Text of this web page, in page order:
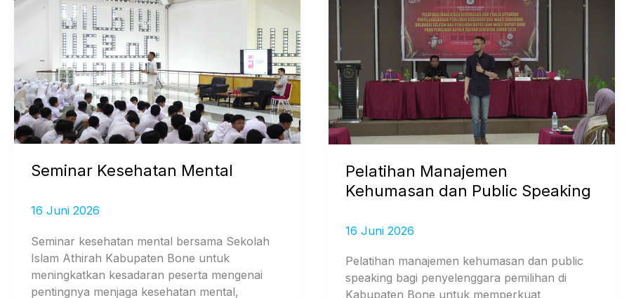
Seminar Kesehatan Mental
16 Juni 2026
Seminar kesehatan mental bersama Sekolah
Islam Athirah Kabupaten Bone untuk
meningkatkan kesadaran peserta mengenai
pentingnya menjaga kesehatan mental,
Kesehatan
Mental
Pelatihan Manajemen
Kehumasan dan Public Speaking
16 Juni 2026
Pelatihan manajemen kehumasan dan public
speaking bagi penyelenggara pemilihan di
Kabupaten Bone untuk memperkuat
Manajemen
Kehumasan
Public
Speaking